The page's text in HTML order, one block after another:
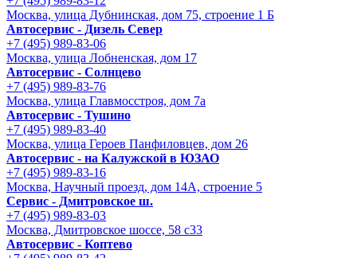
Москва, улица Дубнинская, дом 75, строение 1 Б
Автосервис - Дизель Север
+7 (495) 989-83-06
Москва, улица Лобненская, дом 17
Автосервис - Солнцево
+7 (495) 989-83-76
Москва, улица Главмосстроя, дом 7а
Автосервис - Тушино
+7 (495) 989-83-40
Москва, улица Героев Панфиловцев, дом 26
Автосервис - на Калужской в ЮЗАО
+7 (495) 989-83-16
Москва, Научный проезд, дом 14А, строение 5
Сервис - Дмитровское ш.
+7 (495) 989-83-03
Москва, Дмитровское шоссе, 58 с33
Автосервис - Коптево